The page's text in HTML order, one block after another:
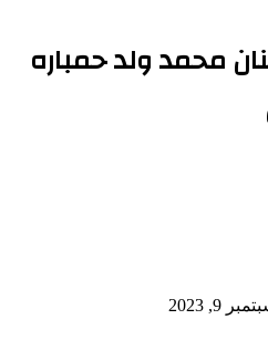
محمد ولد حمباره
9, 2023